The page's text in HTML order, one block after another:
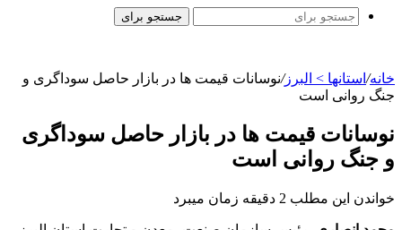
جستجو برای
خانه/ استانها > البرز/نوسانات قیمت ها در بازار حاصل سوداگری و
جنگ روانی است
نوسانات قیمت ها در بازار حاصل سوداگری
و جنگ روانی است
خواندن این مطلب 2 دقیقه زمان میبرد